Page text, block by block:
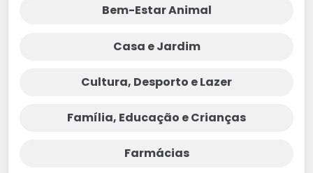
Bem-Estar Animal
Casa e Jardim
Cultura, Desporto e Lazer
Família, Educação e Crianças
Farmácias